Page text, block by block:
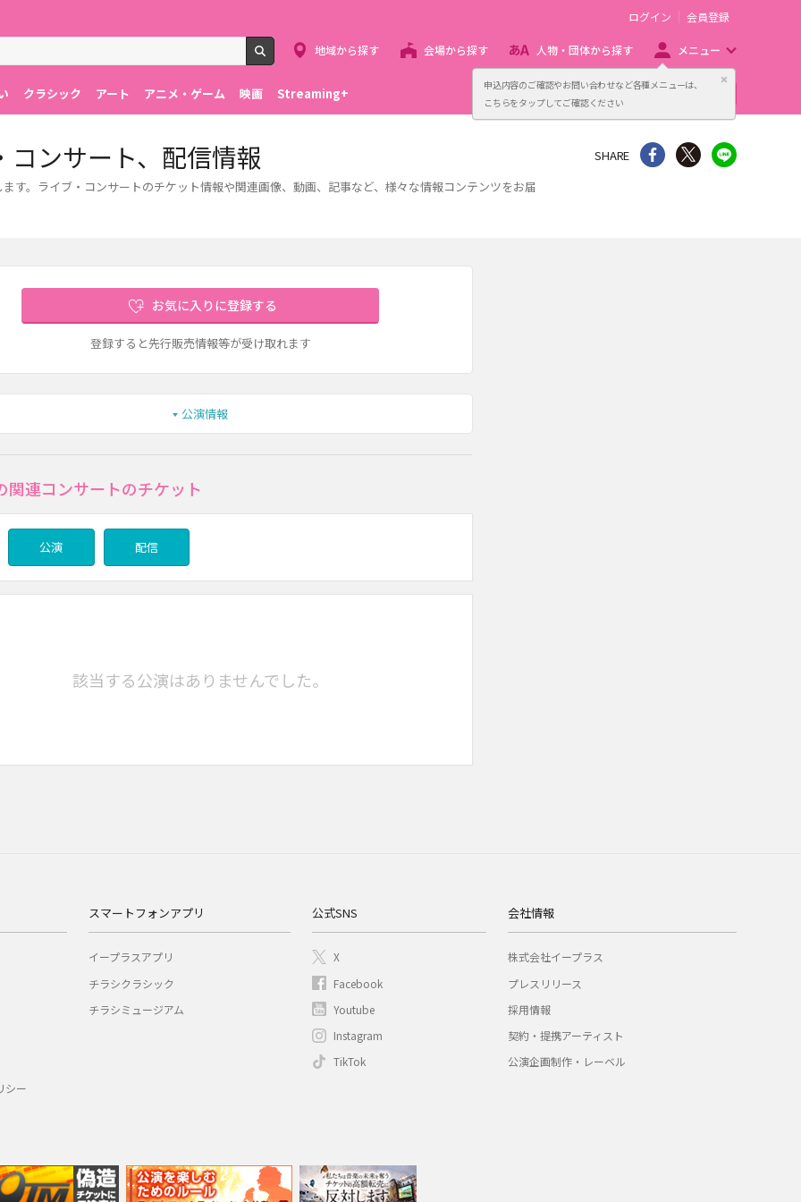
申込内容のご確認やお問い合わせなど各種メニューは、
こちらをタップしてご確認ください
閉じる
検索
ログイン 会員登録
地域から探す 会場から探す 人物・団体から探す メニュー
クラシック アート アニメ・ゲーム 映画 Streaming+ 主催者向け販売サービス
ンサート、配信情報
す。ライブ・コンサートのチケット情報や関連画像、動画、記事など、様々な情報コンテンツをお届
SHARE シェア Twitter
お気に入りに登録する
登録すると先行販売情報等が受け取れます
公演情報
関連コンサートのチケット
公演 配信
該当する公演はありませんでした。
シー
スマートフォンアプリ
イープラスアプリ
チラシクラシック
チラシミュージアム
公式SNS
X
Facebook
Youtube
Instagram
TikTok
会社情報
株式会社イープラス
プレスリリース
採用情報
契約・提携アーティスト
公演企画制作・レーベル